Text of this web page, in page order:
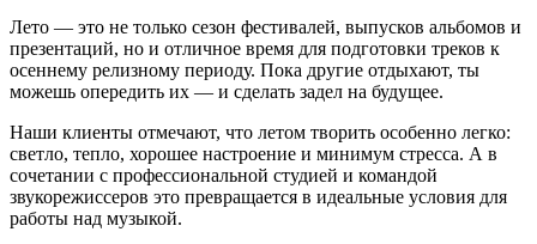
Лето — это не только сезон фестивалей, выпусков альбомов и
презентаций, но и отличное время для подготовки треков к
осеннему релизному периоду. Пока другие отдыхают, ты
можешь опередить их — и сделать задел на будущее.
Наши клиенты отмечают, что летом творить особенно легко:
светло, тепло, хорошее настроение и минимум стресса. А в
сочетании с профессиональной студией и командой
звукорежиссеров это превращается в идеальные условия для
работы над музыкой.